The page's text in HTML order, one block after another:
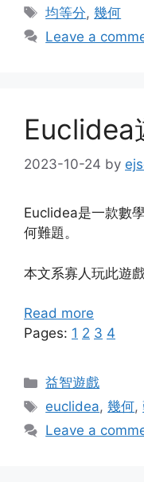
Tags
均等分,幾何
Leave a
Euclidea
2023-10-24 by
Euclidea是一款數
何難題。
本文系寡人玩此遊戲
Read more
Pages: 1 2 3 4
Categories
益智遊戲
Tags
euclidea,幾何,
Leave a